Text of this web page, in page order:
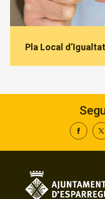
Pla Local